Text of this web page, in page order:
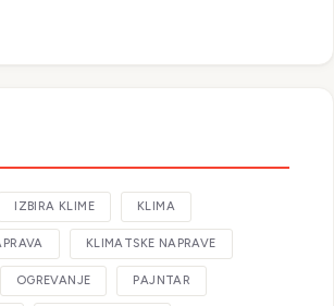
IZBIRA KLIME KLIMA
KLIMATSKE NAPRAVE
OGREVANJE PAJNTAR